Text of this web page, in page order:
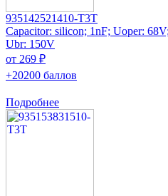
935142521410-T3T
Capacitor: silicon; 1nF; Uoper:
Ubr: 150V
от 269 ₽
+20200 баллов
Подробнее